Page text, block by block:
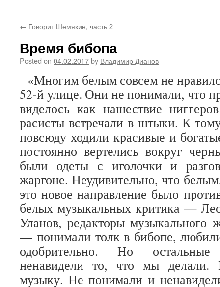
← Говорит Шемякин, часть 2
Время бибопа
Posted on 04.02.2017by Владимир Дианов
«Многим белым совсем не
52-й улице. Они не понимали, что
виделось как нашествие
расисты встречали в штыки. К
повсюду ходили красивые и
постоянно вертелись вокруг
были одеты с иголочки и
жаргоне. Неудивительно, что
это новое направление было
белых музыкальных критика —
Уланов, редакторы музыкального
— понимали толк в бибопе,
одобрительно. Но
ненавидели то, что мы
музыку. Не понимали и